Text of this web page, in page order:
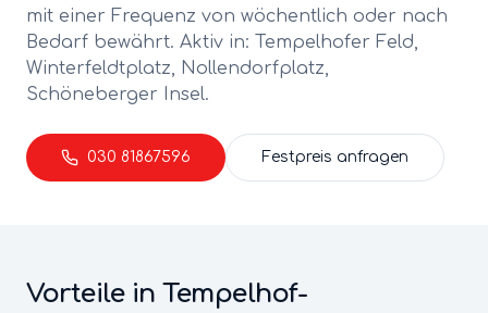
mit einer Frequenz von wöchentlich oder nach
Bedarf bewährt. Aktiv in: Tempelhofer Feld,
Winterfeldtplatz, Nollendorfplatz,
Schöneberger Insel.
030 81867596 Festpreis anfragen
Vorteile inTempelhof-